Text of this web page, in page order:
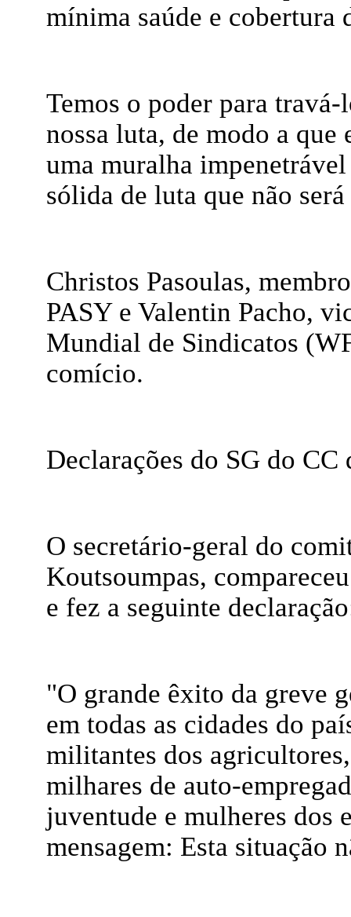
mínima saúde e cobertura
Temos o poder para
nossa luta, de modo a que
uma muralha
sólida de luta que não
Christos Pasoulas,
PASY e Valentin Pacho,
Mundial de Sindicatos
comício.
Declarações do SG do
O secretário-geral do
Koutsoumpas,
e fez a seguinte
"O grande êxito da greve
em todas as cidades do
militantes dos
milhares de auto-
juventude e mulheres dos
mensagem: Esta situação